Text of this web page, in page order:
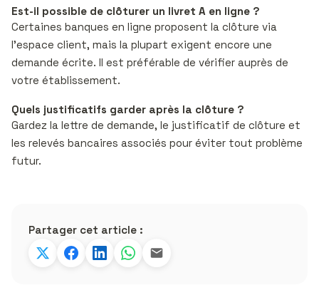
Est-il possible de clôturer un livret A en ligne ?
Certaines banques en ligne proposent la clôture via
l’espace client, mais la plupart exigent encore une
demande écrite. Il est préférable de vérifier auprès de
votre établissement.
Quels justificatifs garder après la clôture ?
Gardez la lettre de demande, le justificatif de clôture et
les relevés bancaires associés pour éviter tout problème
futur.
Partager cet article :